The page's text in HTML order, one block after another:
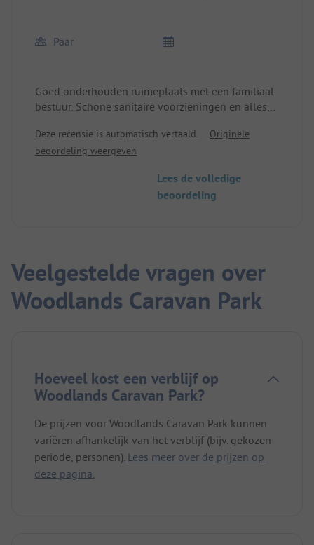
Paar
Goed onderhouden ruimeplaats met een familiaal
bestuur. Schone sanitaire voorzieningen en alles
aanwezig.
Deze recensie is automatisch vertaald.
Originele
beoordeling weergeven
Lees de volledige
beoordeling
Veelgestelde vragen over
Woodlands Caravan Park
Hoeveel kost een verblijf op
Woodlands Caravan Park?
De prijzen voor Woodlands Caravan Park kunnen
variëren afhankelijk van het verblijf (bijv. gekozen
periode, personen). Lees meer over de prijzen op
deze pagina.